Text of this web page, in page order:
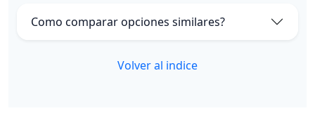
Como comparar opciones similares?
Volver al indice